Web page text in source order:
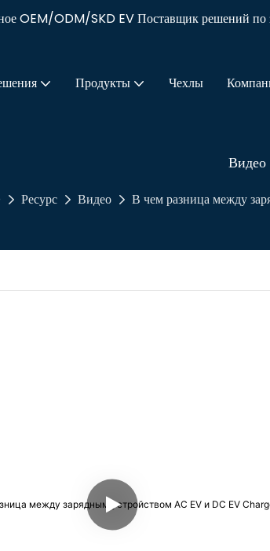
OEM/ODM/SKD EV Поставщик решений по
Продукты Чехлы
Видео
Ресурс Видео В чем разница между